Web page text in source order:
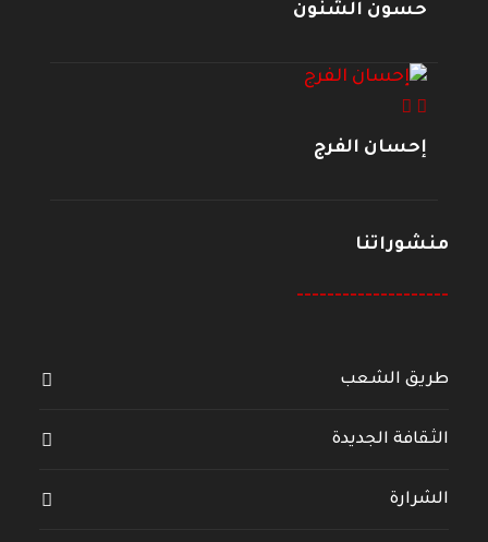
حسون الشنون
إحسان الفرج
منشوراتنا
--------------------
طريق الشعب
الثقافة الجديدة
الشرارة